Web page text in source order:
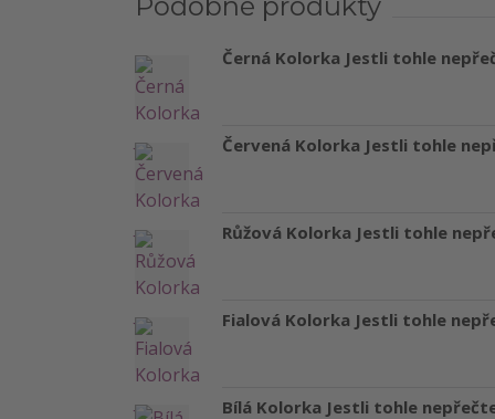
Černá Kolorka Jestli tohle
Červená Kolorka Jestli tohle
Růžová Kolorka Jestli tohle
Fialová Kolorka Jestli tohle
Bílá Kolorka Jestli tohle